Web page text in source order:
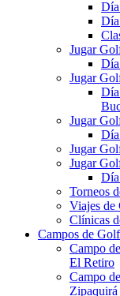
Jugar
Jugar
Jugar
Jugar
Jugar
Torneos
Viajes de
Clínicas
Campos de
Campo
El Retiro
Campo
Zipaquirá